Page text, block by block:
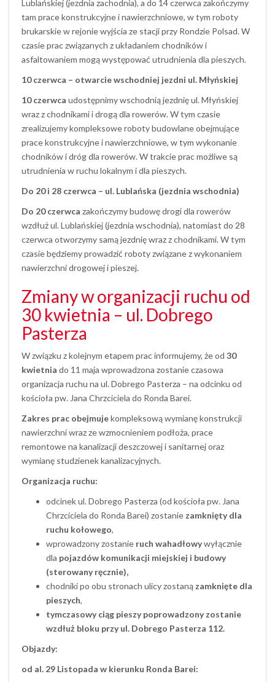
Lublańskiej (jezdnia zachodnia), a do 14 czerwca zakończymy
tam prace konstrukcyjne i nawierzchniowe, w tym roboty
brukarskie w rejonie wyjścia ze stacji przy Rondzie Polsad. W
czasie prac związanych z układaniem chodników i
asfaltowaniem mogą występować utrudnienia dla pieszych.
10 czerwca – otwarcie wschodniej jezdni ul. Młyńskiej
10 czerwca udostępnimy wschodnią jezdnię ul. Młyńskiej
wraz z chodnikami i drogą dla rowerów. W tym czasie
zrealizujemy kompleksowe roboty budowlane obejmujące
prace konstrukcyjne i nawierzchniowe, w tym wykonanie
chodników i dróg dla rowerów. W trakcie prac możliwe są
utrudnienia w ruchu lokalnym i dla pieszych.
Do 20 i 28 czerwca – ul. Lublańska (jezdnia wschodnia)
Do 20 czerwca zakończymy budowę drogi dla rowerów
wzdłuż ul. Lublańskiej (jezdnia wschodnia), natomiast do 28
czerwca otworzymy samą jezdnię wraz z chodnikami. W tym
czasie będziemy prowadzić roboty związane z wykonaniem
nawierzchni drogowej i pieszej.
Zmiany w organizacji ruchu od
30 kwietnia – ul. Dobrego
Pasterza
W związku z kolejnym etapem prac informujemy, że od 30
kwietnia do 11 maja wprowadzona zostanie czasowa
organizacja ruchu na ul. Dobrego Pasterza – na odcinku od
kościoła pw. Jana Chrzciciela do Ronda Barei.
Zakres prac obejmujekompleksową wymianę konstrukcji
nawierzchni wraz ze wzmocnieniem podłoża, prace
remontowe na kanalizacji deszczowej i sanitarnej oraz
wymianę studzienek kanalizacyjnych.
Organizacja ruchu:
odcinek ul. Dobrego Pasterza (od kościoła pw. Jana
Chrzciciela do Ronda Barei) zostanie zamknięty dla
ruchu kołowego,
wprowadzony zostanie ruch wahadłowywyłącznie
dla pojazdów komunikacji miejskiej i budowy
(sterowany ręcznie),
chodniki po obu stronach ulicy zostaną zamknięte dla
pieszych,
tymczasowy ciąg pieszy poprowadzony zostanie
wzdłuż bloku przy ul. Dobrego Pasterza 112.
Objazdy:
od al. 29 Listopada w kierunku Ronda Barei: